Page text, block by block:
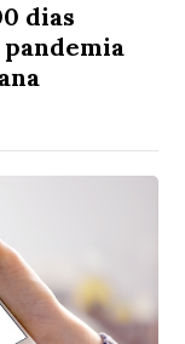
dias